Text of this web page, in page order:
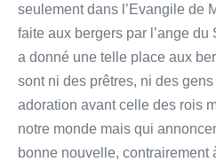
seulement dans l’Evangile de
faite aux bergers par l’ange
a donné une telle place aux
sont ni des prêtres, ni des
adoration avant celle des rois
notre monde mais qui
bonne nouvelle, contrairement